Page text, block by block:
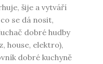
šije a vytváří
se dá nosit,
dobré hudby
house, elektro),
dobré kuchyně